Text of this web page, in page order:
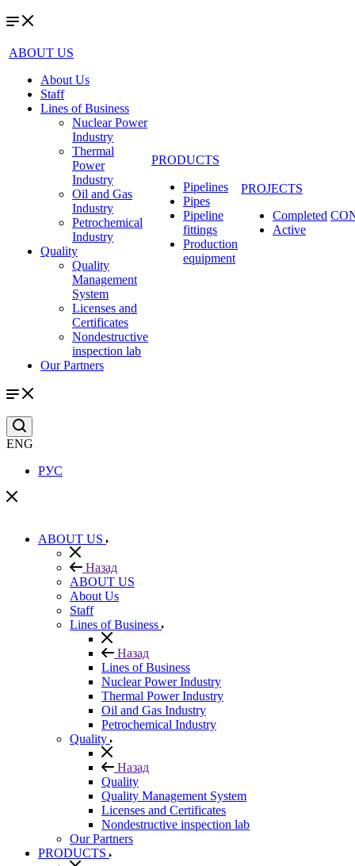
ABOUT US
About Us
Staff
Lines of Business
Nuclear Power
Industry
Thermal
Power
Industry
Oil and Gas
Industry
Petrochemical
Industry
Quality
Quality
Management
System
Licenses and
Certificates
Nondestructive
inspection lab
Our Partners
PRODUCTS
Pipelines
Pipes
Pipeline
fittings
Production
equipment
PROJECTS
Completed
Active
ENG
РУС
ABOUT US
Назад
ABOUT US
About Us
Staff
Lines of Business
Назад
Lines of Business
Nuclear Power Industry
Thermal Power Industry
Oil and Gas Industry
Petrochemical Industry
Quality
Назад
Quality
Quality Management System
Licenses and Certificates
Nondestructive inspection lab
Our Partners
PRODUCTS